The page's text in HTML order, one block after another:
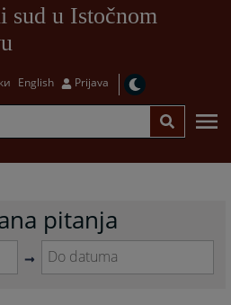
sud u Istočnom
English Prijava
pitanja